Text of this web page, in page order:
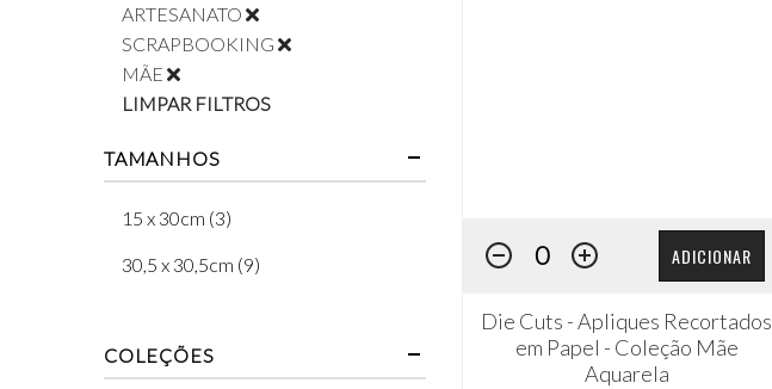
ADICIONAR
Die Cuts - Apliques Recortados
em Papel - Coleção Mãe
Aquarela
ARTESANATO
SCRAPBOOKING
MÃE
LIMPAR FILTROS
TAMANHOS
15 x 30cm (3)
30,5 x 30,5cm (9)
COLEÇÕES